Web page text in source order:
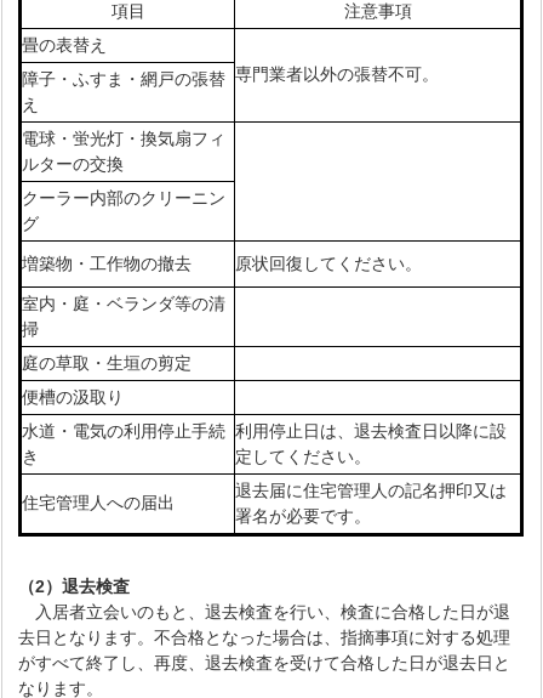
項目
注意事項
畳の表替え
専門業者以外の張替不可。
障子・ふすま・網戸の張替
え
電球・蛍光灯・換気扇フィ
ルターの交換
クーラー内部のクリーニン
グ
増築物・工作物の撤去 原状回復してください。
室内・庭・ベランダ等の清
掃
庭の草取・生垣の剪定
便槽の汲取り
水道・電気の利用停止手続
き
利用停止日は、退去検査日以降に設
定してください。
住宅管理人への届出
退去届に住宅管理人の記名押印又は
署名が必要です。
（2）退去検査
入居者立会いのもと、退去検査を行い、検査に合格した日が退
去日となります。不合格となった場合は、指摘事項に対する処理
がすべて終了し、再度、退去検査を受けて合格した日が退去日と
なります。